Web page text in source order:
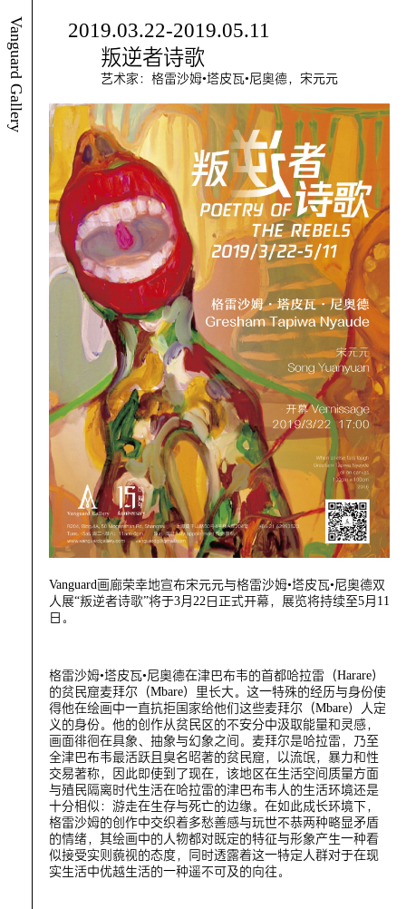
Vanguard Gallery
2019.03.22-2019.05.11
叛逆者诗歌
艺术家：格雷沙姆•塔皮瓦•尼奥德，宋元元
Vanguard画廊荣幸地宣布宋元元与格雷沙姆•塔皮瓦•尼奥德双
人展“叛逆者诗歌”将于3月22日正式开幕，展览将持续至5月11
日。
格雷沙姆•塔皮瓦•尼奥德在津巴布韦的首都哈拉雷（Harare）
的贫民窟麦拜尔（Mbare）里长大。这一特殊的经历与身份使
得他在绘画中一直抗拒国家给他们这些麦拜尔（Mbare）人定
义的身份。他的创作从贫民区的不安分中汲取能量和灵感，
画面徘徊在具象、抽象与幻象之间。麦拜尔是哈拉雷，乃至
全津巴布韦最活跃且臭名昭著的贫民窟，以流氓，暴力和性
交易著称，因此即使到了现在，该地区在生活空间质量方面
与殖民隔离时代生活在哈拉雷的津巴布韦人的生活环境还是
十分相似：游走在生存与死亡的边缘。在如此成长环境下，
格雷沙姆的创作中交织着多愁善感与玩世不恭两种略显矛盾
的情绪，其绘画中的人物都对既定的特征与形象产生一种看
似接受实则藐视的态度，同时透露着这一特定人群对于在现
实生活中优越生活的一种遥不可及的向往。